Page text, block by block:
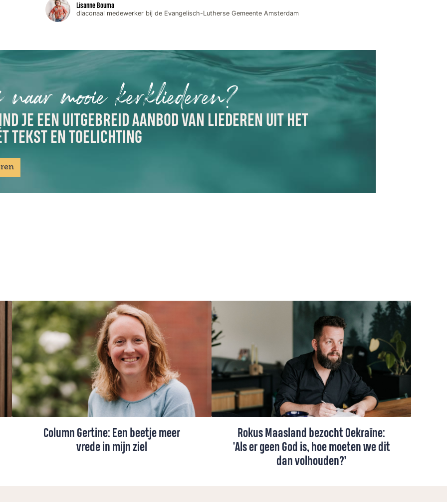
Lisanne Bouma
diaconaal medewerker bij de Evangelisch-Lutherse Gemeente Amsterdam
mooie kerkliederen?
JE EEN UITGEBREID AANBOD VAN LIEDEREN UIT HET
TEKST EN TOELICHTING
Column Gertine: Een beetje meer
vrede in mijn ziel
Rokus Maasland bezocht Oekraïne:
'Als er geen God is, hoe moeten we dit
dan volhouden?’